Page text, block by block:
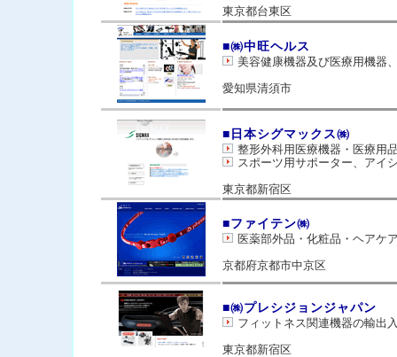
東京都台東区
■㈱中旺ヘルス
美容健康機器及び医療用機器
愛知県清須市
■日本シグマックス㈱
整形外科用医療機器・医療用
スポーツ用サポーター、アイ
東京都新宿区
■ファイテン㈱
医薬部外品・化粧品・ヘアケ
京都府京都市中京区
■㈱プレシジョンジャパン
フィットネス関連機器の輸出
東京都新宿区